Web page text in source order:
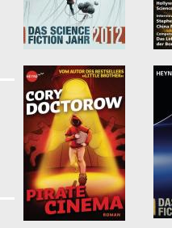
Strugatzki filter